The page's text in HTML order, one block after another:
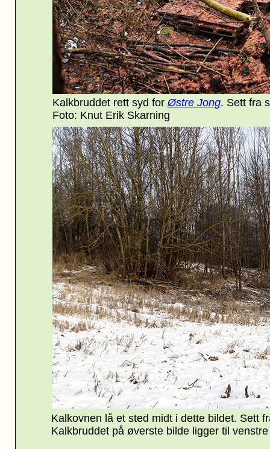
Kalkovnen lå et sted midt i dette bildet. Sett
Kalkbruddet på øverste bilde ligger til
Kalkbruddet rett syd for Østre Jong. Sett fra
Foto: Knut Erik Skarning